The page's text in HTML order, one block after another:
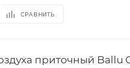
СРАВНИТЬ
приточный Ballu